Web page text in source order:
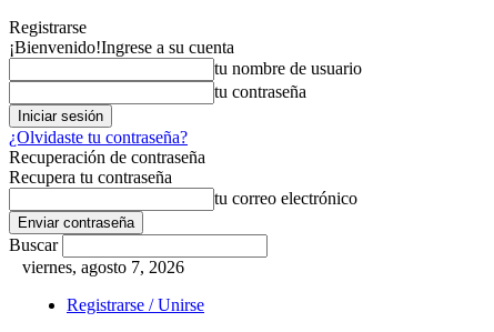
Registrarse
¡Bienvenido!Ingrese a su cuenta
tu nombre de usuario
tu contraseña
¿Olvidaste tu contraseña?
Recuperación de contraseña
Recupera tu contraseña
tu correo electrónico
Buscar
viernes, agosto 7, 2026
Registrarse / Unirse